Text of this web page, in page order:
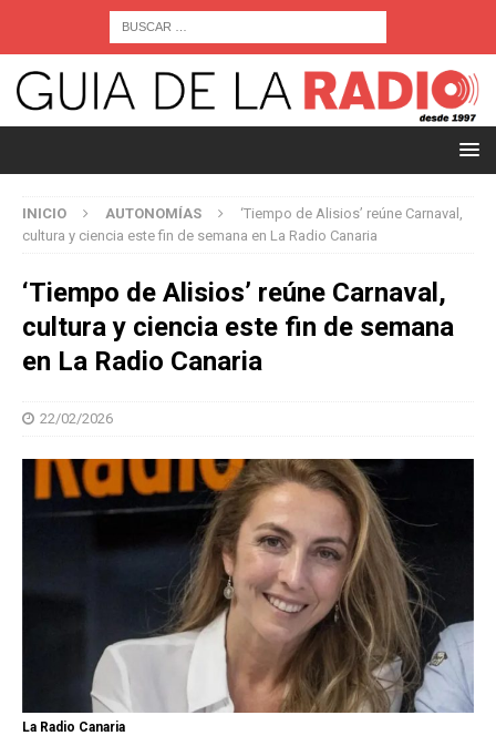
INICIO AUTONOMÍAS
‘Tiempo de Alisios’ reúne Carnaval,
cultura y ciencia este fin de semana en La Radio Canaria
‘Tiempo de Alisios’ reúne Carnaval,
cultura y ciencia este fin de semana
en La Radio Canaria
22/02/2026
La Radio Canaria